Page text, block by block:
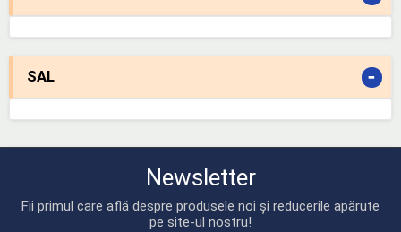
SAL -
Newsletter
Fii primul care află despre produsele noi și reducerile apărute
pe site-ul nostru!